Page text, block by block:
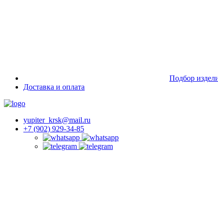
Подбор
Доставка и оплата
yupiter_krsk@mail.ru
+7 (902) 929-34-85